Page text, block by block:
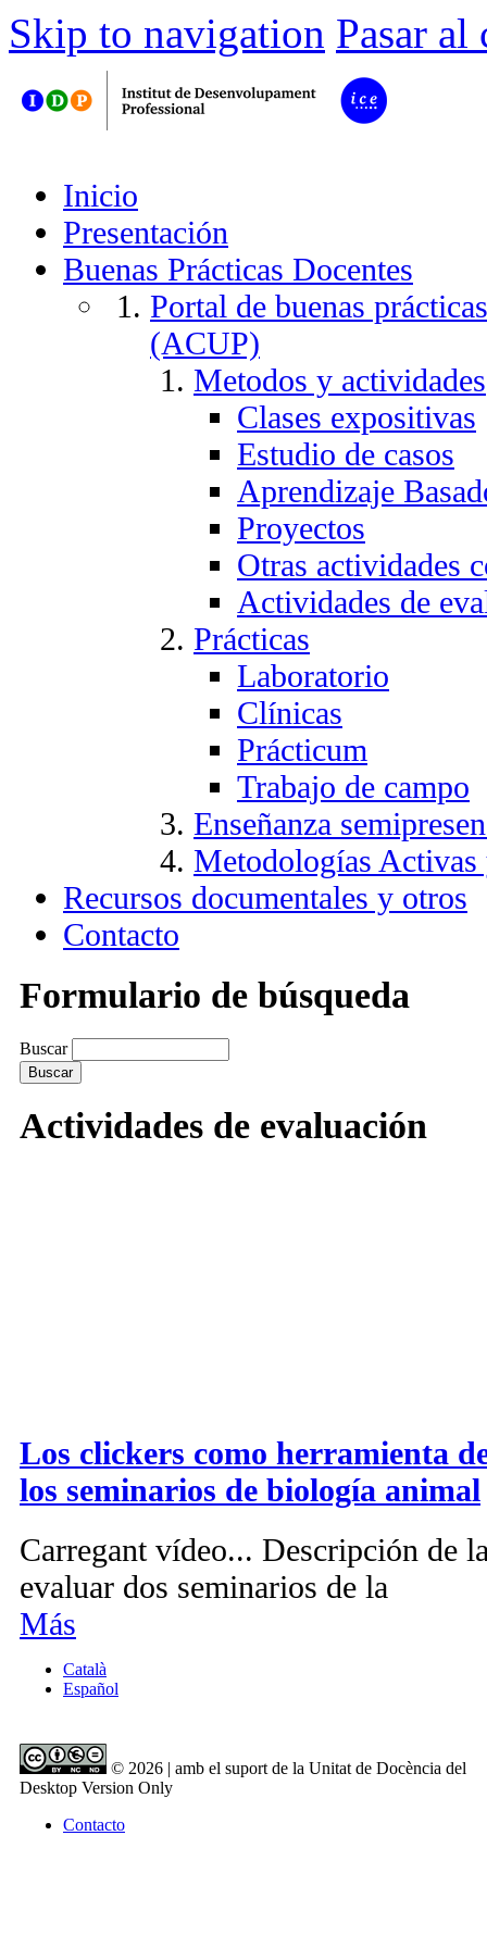
Skip to navigation Pasar
Inicio
Presentación
Buenas Prácticas Docentes
Portal de buenas
(ACUP)
Metodos y actividades
Clases expositivas
Estudio de casos
Aprendizaje
Proyectos
Otras actividades
Actividades de
Prácticas
Laboratorio
Clínicas
Prácticum
Trabajo de campo
Enseñanza
Metodologías
Recursos documentales y otros
Contacto
Formulario de búsqueda
Buscar
Actividades de evaluación
Los clickers como herramienta
los seminarios de biología animal
Carregant vídeo... Descripción de
evaluar dos seminarios de la
Más
Català
Español
© 2026 | amb el suport de la Unitat de Docència del
Desktop Version Only
Contacto